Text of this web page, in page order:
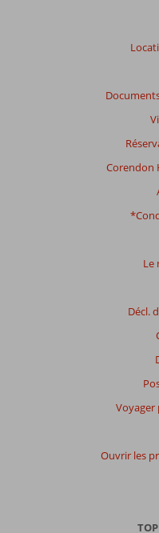
Corendon
Le
Décl.
Ouvrir les